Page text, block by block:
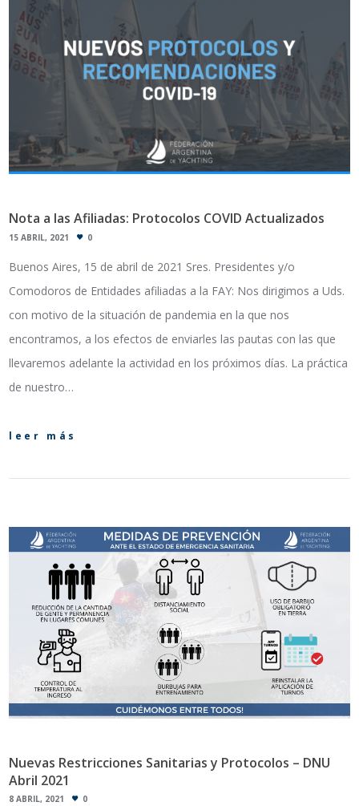
Nota a las Afiliadas: Protocolos COVID Actualizados
15 ABRIL, 2021 0
Buenos Aires, 15 de abril de 2021 Sres. Presidentes y/o
Comodoros de Entidades afiliadas a la FAY: Nos dirigimos a Uds.
con motivo de la situación de pandemia en la que nos
encontramos, a los efectos de enviarles las pautas con las que
llevaremos adelante la actividad en los próximos días. La práctica
de nuestro…
leer más
Nuevas Restricciones Sanitarias y Protocolos – DNU
Abril 2021
8 ABRIL, 2021 0